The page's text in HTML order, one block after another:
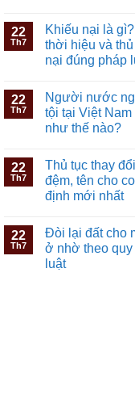
22
Th7
Khiếu nại là
thời hiệu và
nại đúng pháp
22
Th7
Người nước
tội tại Việt
như thế nào?
22
Th7
Thủ tục thay
đệm, tên cho
định mới nhất
22
Th7
Đòi lại đất cho
ở nhờ theo
luật